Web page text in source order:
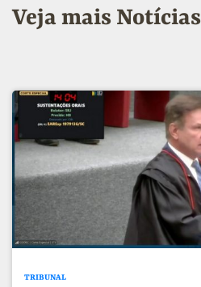
Veja mais Notícias
TRIBUNAL